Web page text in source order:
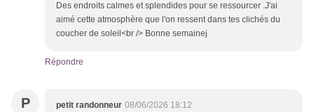
Des endroits calmes et splendides pour se ressourcer .J'ai
aimé cette atmosphère que l'on ressent dans tes clichés du
coucher de soleil<br /> Bonne semainej
Répondre
P petit randonneur 08/06/2026 18:12